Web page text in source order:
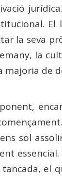
la seva
la
de
sol
el